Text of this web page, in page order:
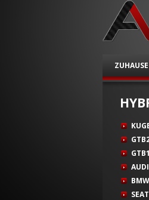
ZUHAUSE
AUDI
BMW
SEAT